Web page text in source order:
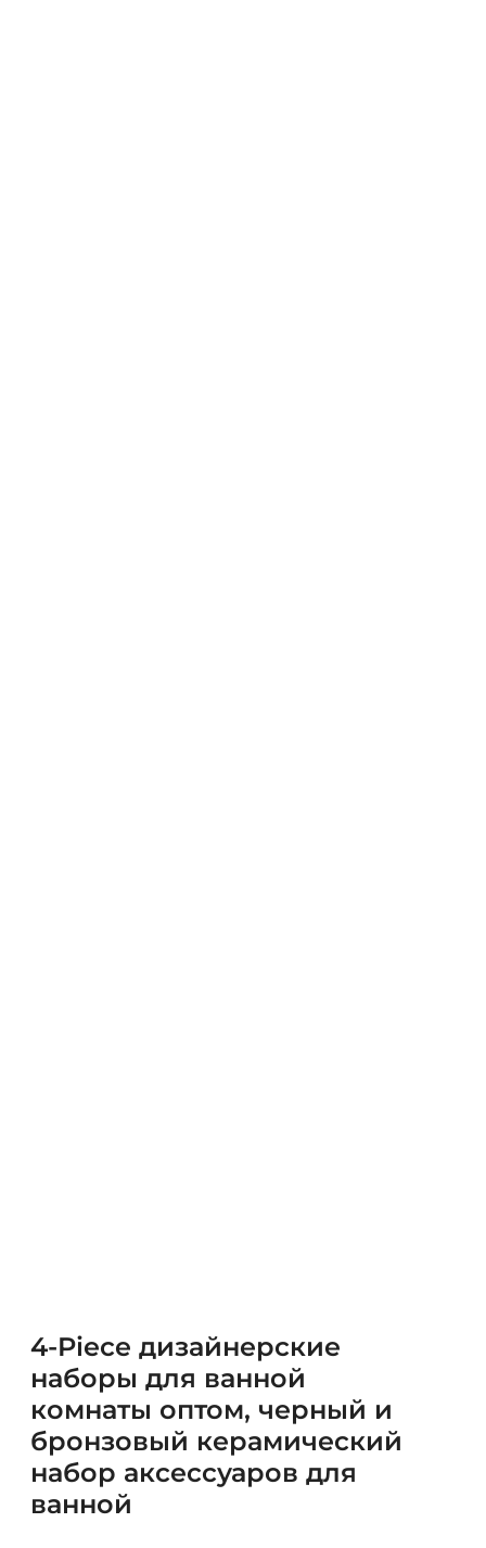
4-Piece дизайнерские
наборы для ванной
комнаты оптом, черный и
бронзовый керамический
набор аксессуаров для
ванной